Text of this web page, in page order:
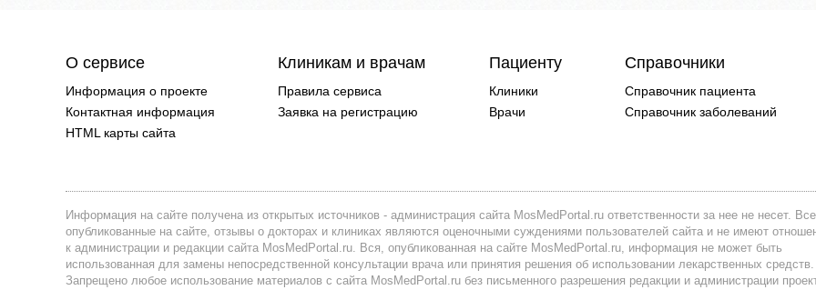
О сервисе
Информация о проекте
Контактная информация
HTML карты сайта
Клиникам и врачам
Правила сервиса
Заявка на регистрацию
Пациенту
Клиники
Врачи
Справочники
Справочник пациента
Справочник заболеваний
Информация на сайте получена из открытых источников - администрация сайта MosMedPortal.ru ответственности за нее не несет.
опубликованные на сайте, отзывы о докторах и клиниках являются оценочными суждениями пользователей сайта и не имеют
к администрации и редакции сайта MosMedPortal.ru. Вся, опубликованная на сайте MosMedPortal.ru, информация не может быть
использованная для замены непосредственной консультации врача или принятия решения об использовании лекарственных средств.
Запрещено любое использование материалов с сайта MosMedPortal.ru без письменного разрешения редакции и администрации